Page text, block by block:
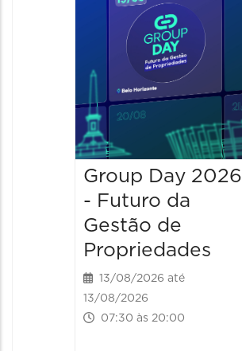
Group Day 2026
- Futuro da
Gestão de
Propriedades
13/08/2026 até
13/08/2026
07:30 às 20:00